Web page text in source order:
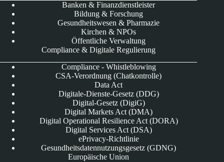
Banken & Finanzdienstleister
Bildung & Forschung
Gesundheitswesen & Pharmazie
Kirchen & NPOs
Öffentliche Verwaltung
Compliance & Digitale Regulierung
Compliance - Whistleblowing
CSA-Verordnung (Chatkontrolle)
Data Act
Digitale-Dienste-Gesetz (DDG)
Digital-Gesetz (DigiG)
Digital Markets Act (DMA)
Digital Operational Resilience Act (DORA)
Digital Services Act (DSA)
ePrivacy-Richtlinie
Gesundheitsdatennutzungsgesetz (GDNG)
Europäische Union